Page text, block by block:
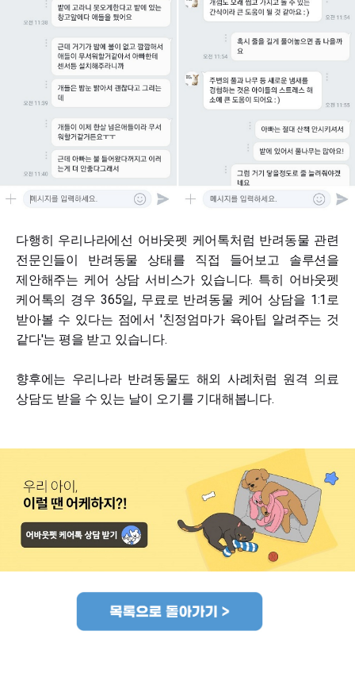
다행히 우리나라에선 어바웃펫 케어톡처럼 반려동물 관련
전문인들이 반려동물 상태를 직접 들어보고 솔루션을
제안해주는 케어 상담 서비스가 있습니다. 특히 어바웃펫
케어톡의 경우 365일, 무료로 반려동물 케어 상담을 1:1로
받아볼 수 있다는 점에서 '친정엄마가 육아팁 알려주는 것
같다'는 평을 받고 있습니다.
향후에는 우리나라 반려동물도 해외 사례처럼 원격 의료
상담도 받을 수 있는 날이 오기를 기대해봅니다.